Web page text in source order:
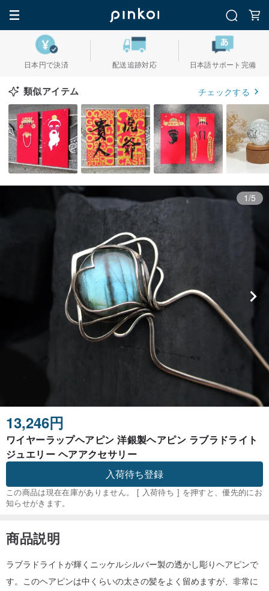
日本円で決済 配送追跡対応 日本語サポート完備
類似アイテム チェックする
1/5
13,246円
ワイヤーラップヘアピン 洋銀製ヘアピン ラブラドライト
ジュエリー ヘアアクセサリー
入荷待ち登録
この商品は現在在庫がありません。 [ 入荷待ち ] を押すと、優先的にお
知らせがきます。
商品説明
ラブラドライトが輝くニッケルシルバー製の透かし彫りヘアピンで
す。このヘアピンは中くらいの太さの髪をよく留めますが、非常に